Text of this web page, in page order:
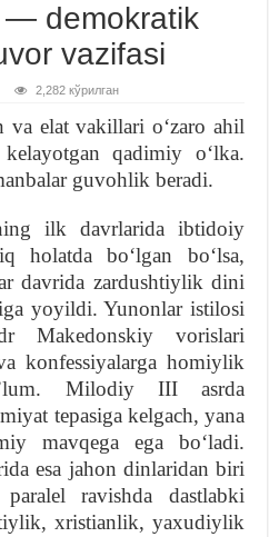
— demokratik
vazifasi
2,282 кўрилган
elat vakillari o‘zaro ahil
qadimiy o‘lka.
guvohlik beradi.
ilk davrlarida ibtidoiy
holatda bo‘lgan bo‘lsa,
davrida zardushtiylik dini
yoyildi. Yunonlar istilosi
Makedonskiy vorislari
konfessiyalarga homiylik
Milodiy III asrda
tepasiga kelgach, yana
mavqega ega bo‘ladi.
esa jahon dinlaridan biri
ravishda dastlabki
xristianlik, yaxudiylik